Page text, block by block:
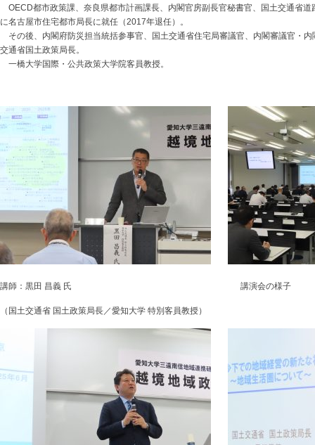
OECD都市政策課、奈良県都市計画課長、内閣官房副長官秘書官、国土交通省
に名古屋市住宅都市局長に就任（2017年退任）。
その後、内閣府防災担当統括参事官、国土交通省住宅局審議官、内閣審議官・
交通省国土政策局長。
一橋大学国際・公共政策大学院客員教授。
講師：黒田 昌義 氏 講演会の様子
（国土交通省 国土政策局長／愛知大学 特別客員教授）